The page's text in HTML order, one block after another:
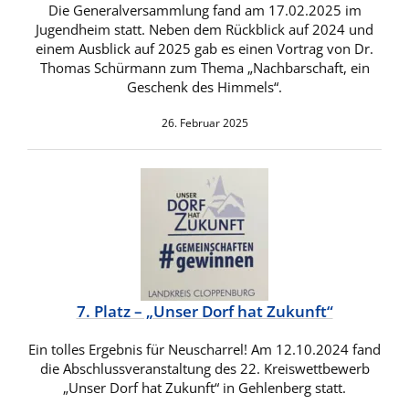
Die Generalversammlung fand am 17.02.2025 im
Jugendheim statt. Neben dem Rückblick auf 2024 und
einem Ausblick auf 2025 gab es einen Vortrag von Dr.
Thomas Schürmann zum Thema „Nachbarschaft, ein
Geschenk des Himmels“.
26. Februar 2025
7. Platz – „Unser Dorf hat Zukunft“
Ein tolles Ergebnis für Neuscharrel! Am 12.10.2024 fand
die Abschlussveranstaltung des 22. Kreiswettbewerb
„Unser Dorf hat Zukunft“ in Gehlenberg statt.